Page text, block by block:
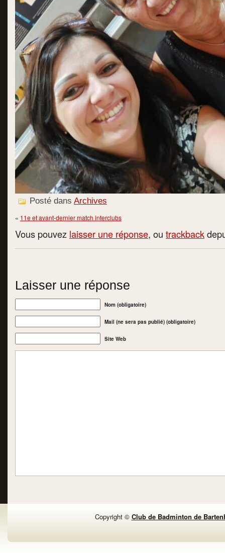
Posté dans Archives
« 11e et avant-dernier match interclubs
Vous pouvez laisser une réponse, ou trackback
Laisser une réponse
Nom (obligatoire)
Mail (ne sera pas publié) (obligatoire)
Site Web
Copyright © Club de Badminton de